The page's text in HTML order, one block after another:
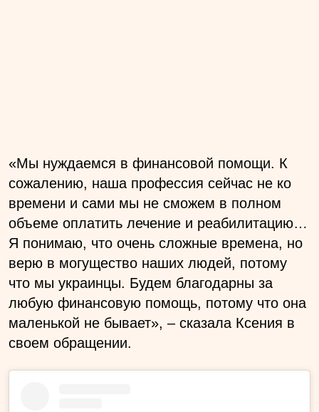
«Мы нуждаемся в финансовой помощи. К
сожалению, наша профессия сейчас не ко
времени и сами мы не сможем в полном
объеме оплатить лечение и реабилитацию…
Я понимаю, что очень сложные времена, но
верю в могущество наших людей, потому
что мы украинцы. Будем благодарны за
любую финансовую помощь, потому что она
маленькой не бывает», – сказала Ксения в
своем обращении.